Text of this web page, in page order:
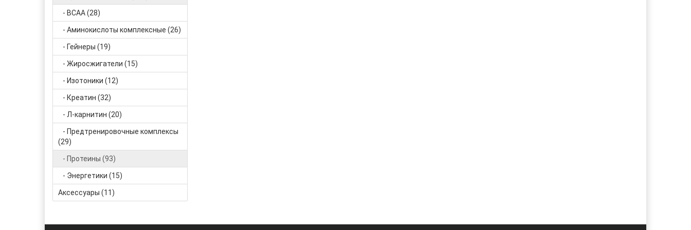
черника
черника-ежевика 1
черничный маффин 2
шоколад
- BCAA (28)
- Аминокислоты комплексные (26)
- Гейнеры (19)
- Жиросжигатели (15)
- Изотоники (12)
- Креатин (32)
- Л-карнитин (20)
- Предтренировочные комплексы
(29)
- Протеины (93)
- Энергетики (15)
Аксессуары (11)